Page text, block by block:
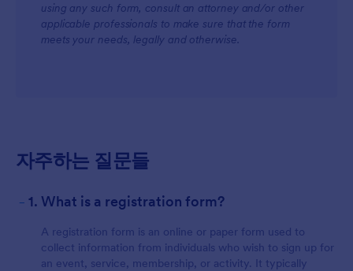
using any such form, consult an attorney and/or other
applicable professionals to make sure that the form
meets your needs, legally and otherwise.
자주하는 질문들
- 1. What is a registration form?
A registration form is an online or paper form used to
collect information from individuals who wish to sign up for
an event, service, membership, or activity. It typically